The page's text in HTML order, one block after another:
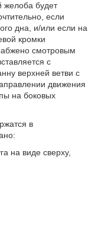
желоба будет
если
дна, и/или если на
кромки
смотровым
с
верхней ветви с
движения
на боковых
в
на виде сверху,